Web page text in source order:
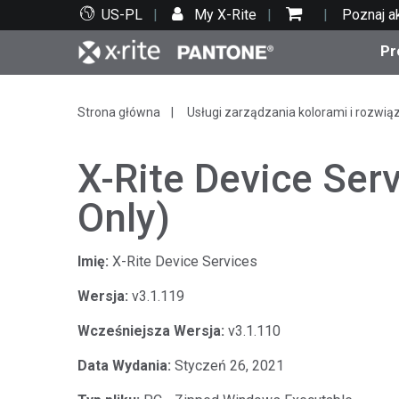
US-PL My X-Rite Poznaj
Top produkty
Druk i opakowania
Wsparcie techniczne
Zasoby edukacyjne
Strona główna Usługi zarządzania kolorami i
X-Rite Device
Only)
Imię: X-Rite Device Services
Wersja: v3.1.119
Wcześniejsza Wersja: v3.1.110
Data Wydania: Styczeń 26, 2021